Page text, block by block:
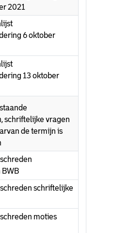
2021
6 oktober
13 oktober
schriftelijke vragen
de termijn is
schriftelijke
moties